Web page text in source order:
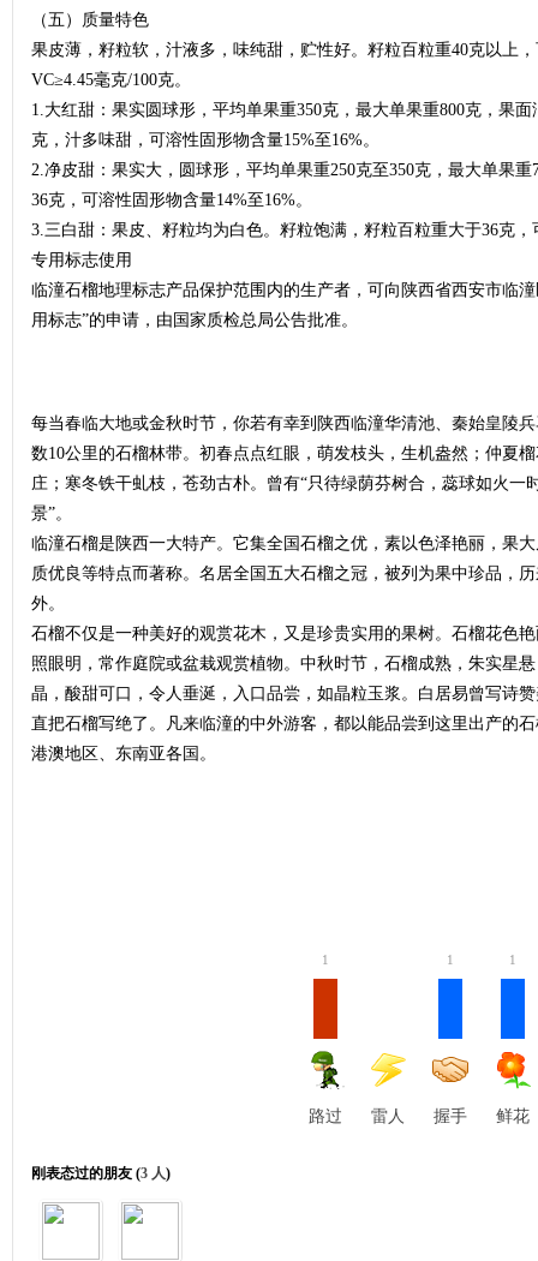
（五）质量特色
果皮薄，籽粒软，汁液多，味纯甜，贮性好。籽粒百粒重40克以上
VC≥4.45毫克/100克。
1.大红甜：果实圆球形，平均单果重350克，最大单果重800克，果
克，汁多味甜，可溶性固形物含量15%至16%。
2.净皮甜：果实大，圆球形，平均单果重250克至350克，最大单果
36克，可溶性固形物含量14%至16%。
3.三白甜：果皮、籽粒均为白色。籽粒饱满，籽粒百粒重大于36克，
专用标志使用
临潼石榴地理标志产品保护范围内的生产者，可向陕西省西安市临
用标志”的申请，由国家质检总局公告批准。
每当春临大地或金秋时节，你若有幸到陕西临潼华清池、秦始皇陵
数10公里的石榴林带。初春点点红眼，萌发枝头，生机盎然；仲夏
庄；寒冬铁干虬枝，苍劲古朴。曾有“只待绿荫芬树合，蕊球如火一
景”。
临潼石榴是陕西一大特产。它集全国石榴之优，素以色泽艳丽，果
质优良等特点而著称。名居全国五大石榴之冠，被列为果中珍品，
外。
石榴不仅是一种美好的观赏花木，又是珍贵实用的果树。石榴花色
照眼明，常作庭院或盆栽观赏植物。中秋时节，石榴成熟，朱实星
晶，酸甜可口，令人垂涎，入口品尝，如晶粒玉浆。白居易曾写诗
直把石榴写绝了。凡来临潼的中外游客，都以能品尝到这里出产的
港澳地区、东南亚各国。
1
路过 雷人
1
握手
1
鲜花
刚表态过的朋友 (3 人)